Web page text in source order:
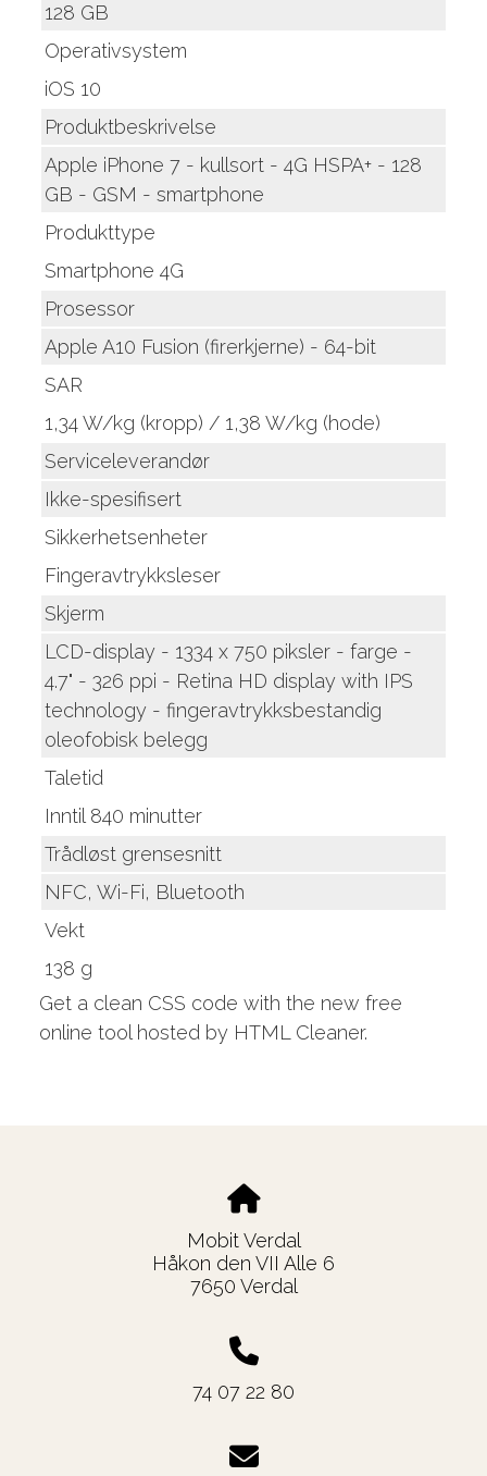
128 GB
Operativsystem
iOS 10
Produktbeskrivelse
Apple iPhone 7 - kullsort - 4G HSPA+ - 128
GB - GSM - smartphone
Produkttype
Smartphone 4G
Prosessor
Apple A10 Fusion (firerkjerne) - 64-bit
SAR
1,34 W/kg (kropp) / 1,38 W/kg (hode)
Serviceleverandør
Ikke-spesifisert
Sikkerhetsenheter
Fingeravtrykksleser
Skjerm
LCD-display - 1334 x 750 piksler - farge -
4.7" - 326 ppi - Retina HD display with IPS
technology - fingeravtrykksbestandig
oleofobisk belegg
Taletid
Inntil 840 minutter
Trådløst grensesnitt
NFC, Wi-Fi, Bluetooth
Vekt
138 g
Get a clean CSS code with the new free
online tool hosted by HTML Cleaner.
Mobit Verdal
Håkon den VII Alle 6
7650 Verdal
74 07 22 80